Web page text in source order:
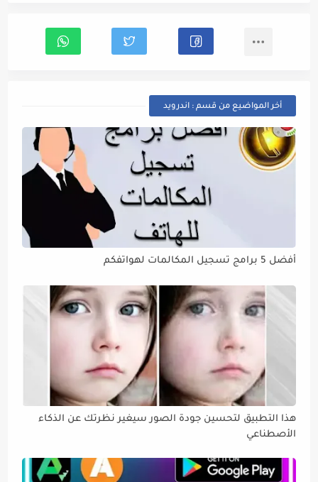
أخر المواضيع من قسم : اندرويد
أفضل 5 برامج تسجيل المكالمات لهواتفكم
هذا التطبيق لتحسين جودة الصور سيغير نظرتك عن الذكاء
الأصطناعي